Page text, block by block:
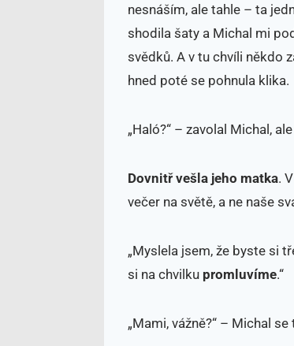
nesnáším, ale tahle – ta
shodila šaty a Michal mi
svědků. A v tu chvíli někdo
hned poté se pohnula klika.
„Haló?“ – zavolal Michal,
Dovnitř vešla jeho matka.
večer na světě, a ne naše
„Myslela jsem, že byste si
si na chvilku promluvíme.“
„Mami, vážně?“ – Michal